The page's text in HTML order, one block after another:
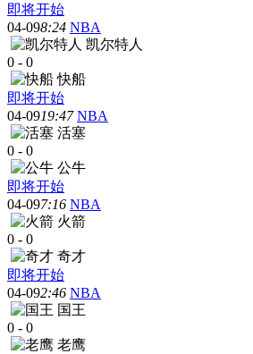
即将开始
04-098:24 NBA
凯尔特人
0 - 0
快船
即将开始
04-0919:47 NBA
活塞
0 - 0
公牛
即将开始
04-097:16 NBA
火箭
0 - 0
奇才
即将开始
04-092:46 NBA
国王
0 - 0
老鹰